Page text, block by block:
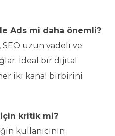
Ads mi daha önemli?
SEO uzun vadeli ve
İdeal bir dijital
iki kanal birbirini
için kritik mi?
kullanıcının